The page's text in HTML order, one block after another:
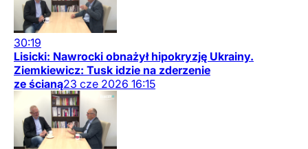
30:19
Lisicki: Nawrocki obnażył hipokryzję Ukrainy.
Ziemkiewicz: Tusk idzie na zderzenie
ze ścianą23 cze 2026 16:15